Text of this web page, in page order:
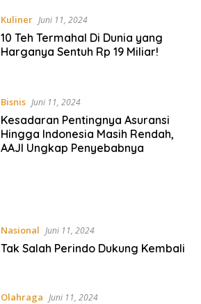
Kuliner Juni 11, 2024
10 Teh Termahal Di Dunia yang
Harganya Sentuh Rp 19 Miliar!
Bisnis Juni 11, 2024
Kesadaran Pentingnya Asuransi
Hingga Indonesia Masih Rendah,
AAJI Ungkap Penyebabnya
Nasional Juni 11, 2024
Tak Salah Perindo Dukung Kembali
Olahraga Juni 11, 2024